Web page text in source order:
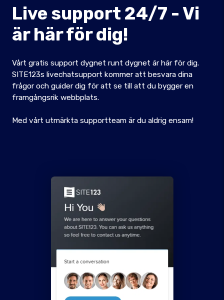
Live support 24/7 - Vi
är här för dig!
Vårt gratis support dygnet runt dygnet är här för dig.
SITE123s livechatsupport kommer att besvara dina
frågor och guider dig för att se till att du bygger en
framgångsrik webbplats.
Med vårt utmärkta supportteam är du aldrig ensam!